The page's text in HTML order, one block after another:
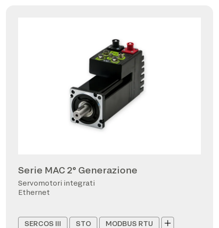
Serie MAC 2° Generazione
Servomotori integrati
Ethernet
SERCOS III STO MODBUS RTU